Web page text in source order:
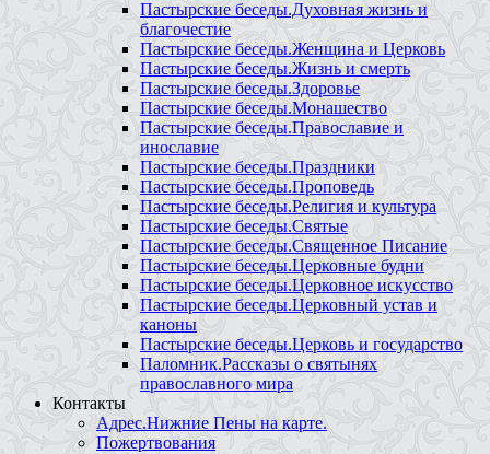
Пастырские беседы.Духовная жизнь и
благочестие
Пастырские беседы.Женщина и Церковь
Пастырские беседы.Жизнь и смерть
Пастырские беседы.Здоровье
Пастырские беседы.Монашество
Пастырские беседы.Православие и
инославие
Пастырские беседы.Праздники
Пастырские беседы.Проповедь
Пастырские беседы.Религия и культура
Пастырские беседы.Святые
Пастырские беседы.Священное Писание
Пастырские беседы.Церковные будни
Пастырские беседы.Церковное искусство
Пастырские беседы.Церковный устав и
каноны
Пастырские беседы.Церковь и государство
Паломник.Рассказы о святынях
православного мира
Контакты
Адрес.Нижние Пены на карте.
Пожертвования